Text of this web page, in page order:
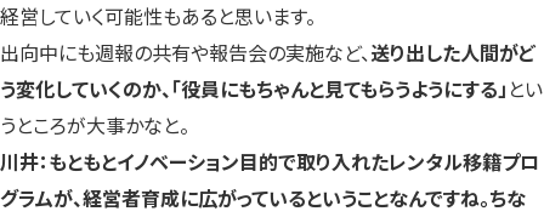
経営していく可能性もあると思います。
出向中にも週報の共有や報告会の実施など、送り出した人間がど
う変化していくのか、「役員にもちゃんと見てもらうようにする」 とい
うところが大事かなと。
川井：もともとイノベーション目的で取り入れたレンタル移籍プロ
グラムが、経営者育成に広がっているということなんですね。ちな